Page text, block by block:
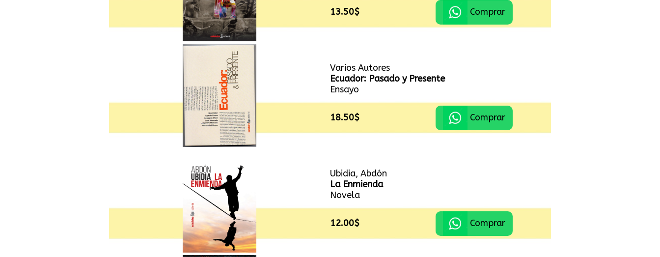
13.50$ Comprar
Varios Autores
Ecuador: Pasado y Presente
Ensayo
18.50$ Comprar
Ubidia, Abdón
La Enmienda
Novela
12.00$ Comprar